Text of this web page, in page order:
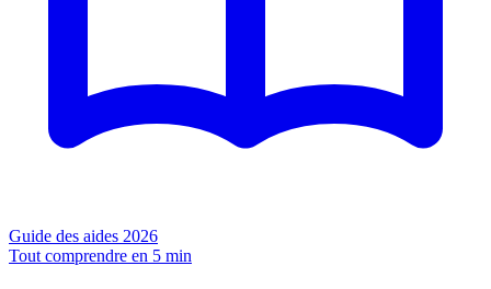
Guide des aides 2026
Tout comprendre en 5 min